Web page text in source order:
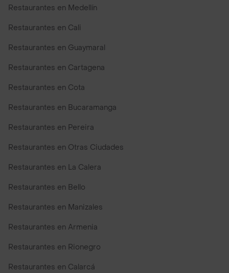
Restaurantes en Medellín
Restaurantes en Cali
Restaurantes en Guaymaral
Restaurantes en Cartagena
Restaurantes en Cota
Restaurantes en Bucaramanga
Restaurantes en Pereira
Restaurantes en Otras Ciudades
Restaurantes en La Calera
Restaurantes en Bello
Restaurantes en Manizales
Restaurantes en Armenia
Restaurantes en Rionegro
Restaurantes en Calarcá